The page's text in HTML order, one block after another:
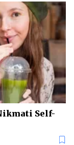
Self-